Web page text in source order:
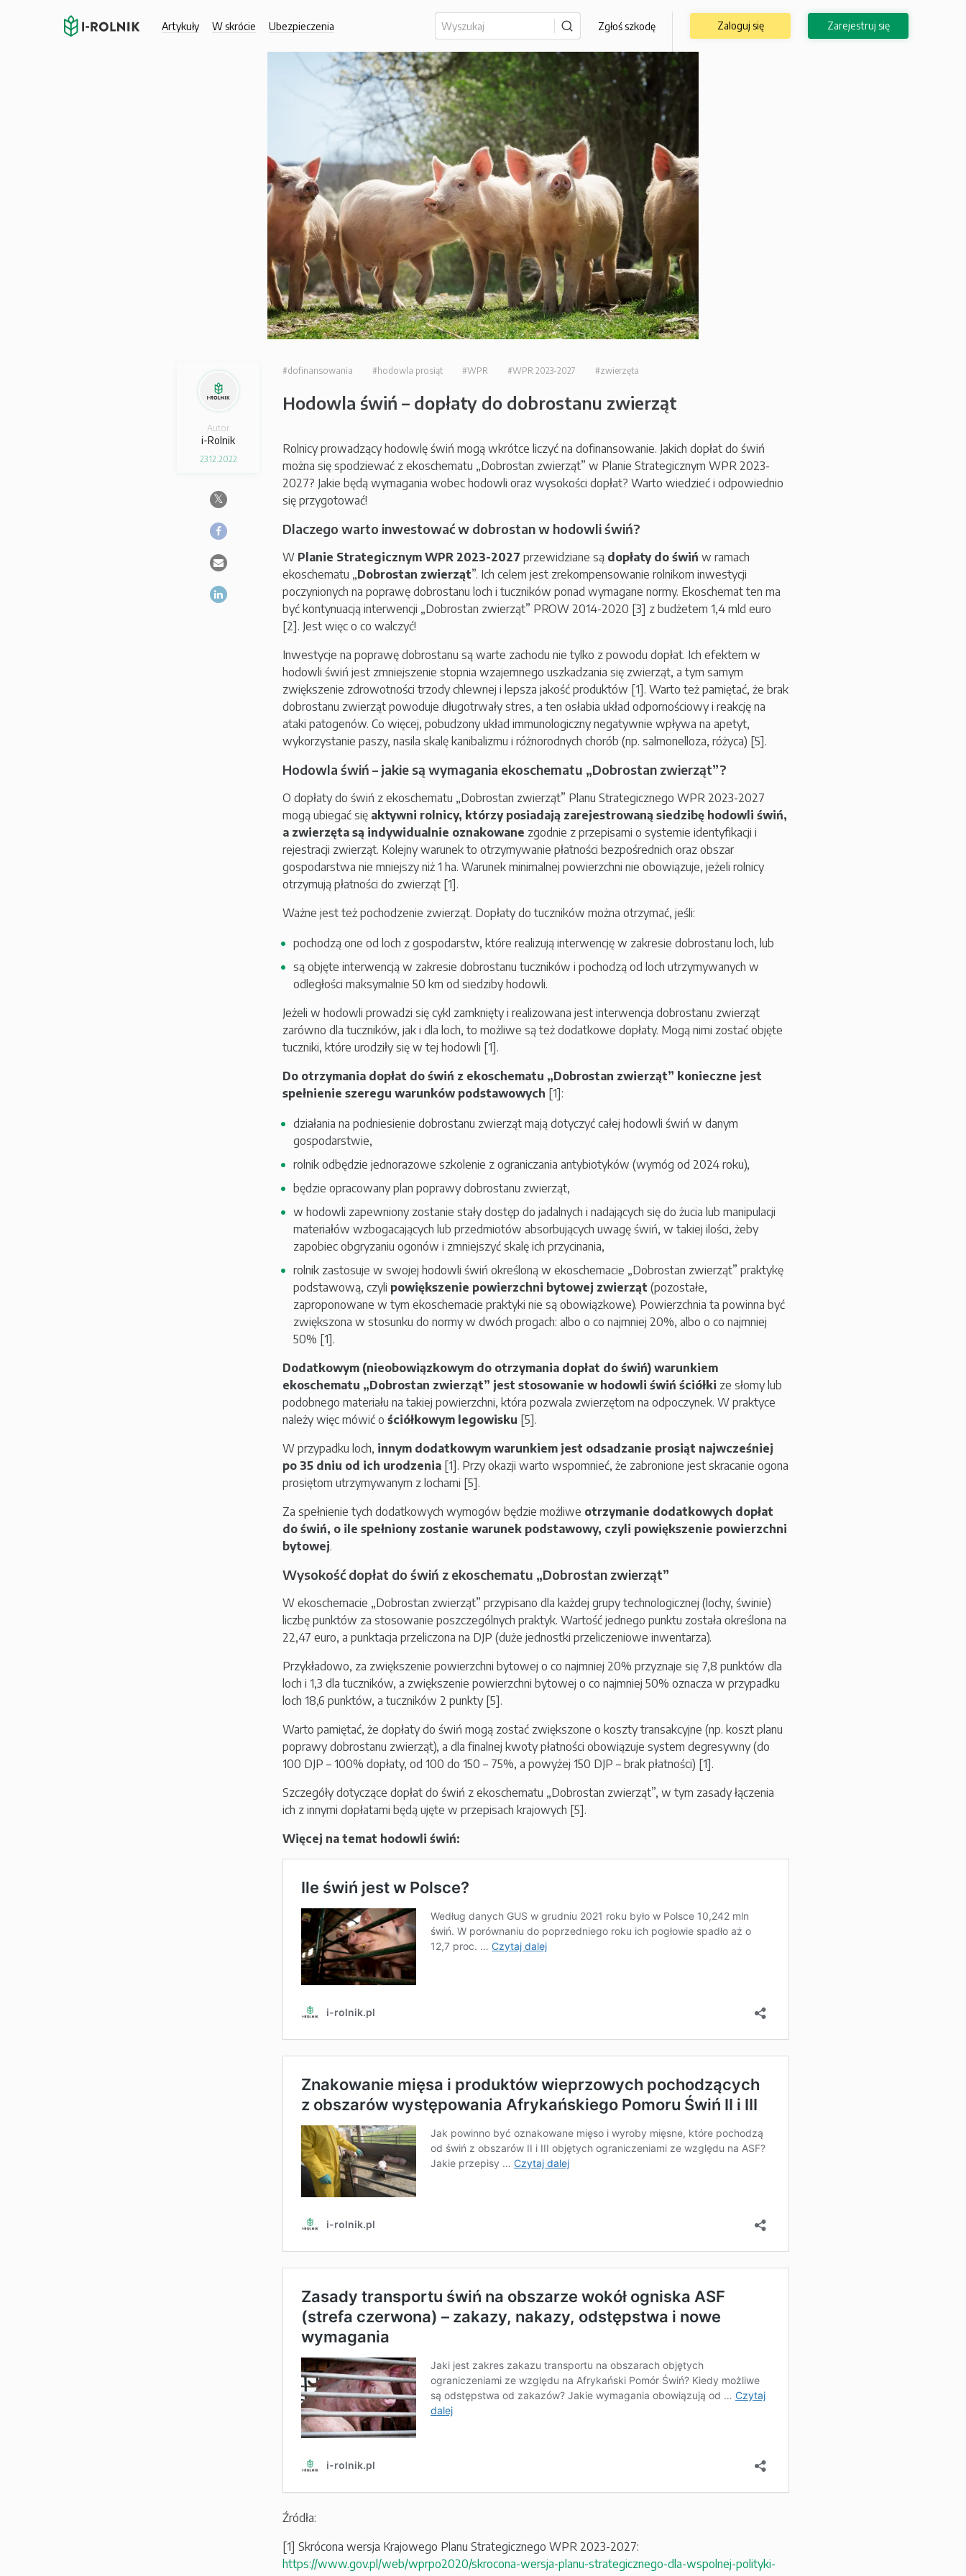
Artykuły W skrócie Ubezpieczenia Zgłoś szkodę Zaloguj się Zarejestruj się
Autor
i-Rolnik
23.12.2022
#dofinansowania #hodowla prosiąt #WPR #WPR 2023-2027 #zwierzęta
Hodowla świń – dopłaty do dobrostanu zwierząt
Rolnicy prowadzący hodowlę świń mogą wkrótce liczyć na dofinansowanie. Jakich dopłat do świń
można się spodziewać z ekoschematu „Dobrostan zwierząt” w Planie Strategicznym WPR 2023-
2027? Jakie będą wymagania wobec hodowli oraz wysokości dopłat? Warto wiedzieć i odpowiednio
się przygotować!
Dlaczego warto inwestować w dobrostan w hodowli świń?
W Planie Strategicznym WPR 2023-2027przewidziane są dopłaty do świń w ramach
ekoschematu „Dobrostan zwierząt”. Ich celem jest zrekompensowanie rolnikom inwestycji
poczynionych na poprawę dobrostanu loch i tuczników ponad wymagane normy. Ekoschemat ten ma
być kontynuacją interwencji „Dobrostan zwierząt” PROW 2014-2020 [3] z budżetem 1,4 mld euro
[2]. Jest więc o co walczyć!
Inwestycje na poprawę dobrostanu są warte zachodu nie tylko z powodu dopłat. Ich efektem w
hodowli świń jest zmniejszenie stopnia wzajemnego uszkadzania się zwierząt, a tym samym
zwiększenie zdrowotności trzody chlewnej i lepsza jakość produktów [1]. Warto też pamiętać, że brak
dobrostanu zwierząt powoduje długotrwały stres, a ten osłabia układ odpornościowy i reakcję na
ataki patogenów. Co więcej, pobudzony układ immunologiczny negatywnie wpływa na apetyt,
wykorzystanie paszy, nasila skalę kanibalizmu i różnorodnych chorób (np. salmonelloza, różyca) [5].
Hodowla świń – jakie są wymagania ekoschematu „Dobrostan zwierząt”?
O dopłaty do świń z ekoschematu „Dobrostan zwierząt” Planu Strategicznego WPR 2023-2027
mogą ubiegać się aktywni rolnicy, którzy posiadają zarejestrowaną siedzibę hodowli świń,
a zwierzęta są indywidualnie oznakowane zgodnie z przepisami o systemie identyfikacji i
rejestracji zwierząt. Kolejny warunek to otrzymywanie płatności bezpośrednich oraz obszar
gospodarstwa nie mniejszy niż 1 ha. Warunek minimalnej powierzchni nie obowiązuje, jeżeli rolnicy
otrzymują płatności do zwierząt [1].
Ważne jest też pochodzenie zwierząt. Dopłaty do tuczników można otrzymać, jeśli:
pochodzą one od loch z gospodarstw, które realizują interwencję w zakresie dobrostanu loch, lub
są objęte interwencją w zakresie dobrostanu tuczników i pochodzą od loch utrzymywanych w
odległości maksymalnie 50 km od siedziby hodowli.
Jeżeli w hodowli prowadzi się cykl zamknięty i realizowana jest interwencja dobrostanu zwierząt
zarówno dla tuczników, jak i dla loch, to możliwe są też dodatkowe dopłaty. Mogą nimi zostać objęte
tuczniki, które urodziły się w tej hodowli [1].
Do otrzymania dopłat do świń z ekoschematu „Dobrostan zwierząt” konieczne jest
spełnienie szeregu warunków podstawowych [1]:
działania na podniesienie dobrostanu zwierząt mają dotyczyć całej hodowli świń w danym
gospodarstwie,
rolnik odbędzie jednorazowe szkolenie z ograniczania antybiotyków (wymóg od 2024 roku),
będzie opracowany plan poprawy dobrostanu zwierząt,
w hodowli zapewniony zostanie stały dostęp do jadalnych i nadających się do żucia lub manipulacji
materiałów wzbogacających lub przedmiotów absorbujących uwagę świń, w takiej ilości, żeby
zapobiec obgryzaniu ogonów i zmniejszyć skalę ich przycinania,
rolnik zastosuje w swojej hodowli świń określoną w ekoschemacie „Dobrostan zwierząt” praktykę
podstawową, czyli powiększenie powierzchni bytowej zwierząt(pozostałe,
zaproponowane w tym ekoschemacie praktyki nie są obowiązkowe). Powierzchnia ta powinna być
zwiększona w stosunku do normy w dwóch progach: albo o co najmniej 20%, albo o co najmniej
50% [1].
Dodatkowym (nieobowiązkowym do otrzymania dopłat do świń) warunkiem
ekoschematu „Dobrostan zwierząt” jest stosowanie w hodowli świń ściółki ze słomy lub
podobnego materiału na takiej powierzchni, która pozwala zwierzętom na odpoczynek. W praktyce
należy więc mówić ościółkowym legowisku [5].
W przypadku loch, innym dodatkowym warunkiem jest odsadzanie prosiąt najwcześniej
po 35 dniu od ich urodzenia [1]. Przy okazji warto wspomnieć, że zabronione jest skracanie ogona
prosiętom utrzymywanym z lochami [5].
Za spełnienie tych dodatkowych wymogów będzie możliwe otrzymanie dodatkowych dopłat
do świń, o ile spełniony zostanie warunek podstawowy, czyli powiększenie powierzchni
bytowej.
Wysokość dopłat do świń z ekoschematu „Dobrostan zwierząt”
W ekoschemacie „Dobrostan zwierząt” przypisano dla każdej grupy technologicznej (lochy, świnie)
liczbę punktów za stosowanie poszczególnych praktyk. Wartość jednego punktu została określona na
22,47 euro, a punktacja przeliczona na DJP (duże jednostki przeliczeniowe inwentarza).
Przykładowo, za zwiększenie powierzchni bytowej o co najmniej 20% przyznaje się 7,8 punktów dla
loch i 1,3 dla tuczników, a zwiększenie powierzchni bytowej o co najmniej 50% oznacza w przypadku
loch 18,6 punktów, a tuczników 2 punkty [5].
Warto pamiętać, że dopłaty do świń mogą zostać zwiększone o koszty transakcyjne (np. koszt planu
poprawy dobrostanu zwierząt), a dla finalnej kwoty płatności obowiązuje system degresywny (do
100 DJP – 100% dopłaty, od 100 do 150 – 75%, a powyżej 150 DJP – brak płatności) [1].
Szczegóły dotyczące dopłat do świń z ekoschematu „Dobrostan zwierząt”, w tym zasady łączenia
ich z innymi dopłatami będą ujęte w przepisach krajowych [5].
Więcej na temat hodowli świń:
Źródła:
[1] Skrócona wersja Krajowego Planu Strategicznego WPR 2023-2027:
https://www.gov.pl/web/wprpo2020/skrocona-wersja-planu-strategicznego-dla-wspolnej-polityki-